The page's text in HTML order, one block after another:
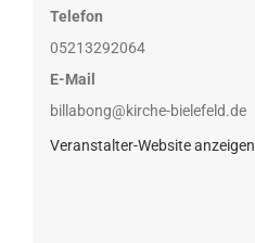
Telefon
05213292064
E-Mail
billabong@kirche-bielefeld.de
Veranstalter-Website anzeigen